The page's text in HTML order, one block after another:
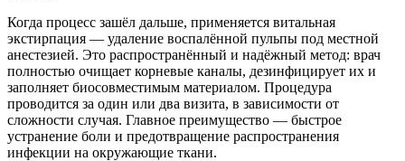
Когда процесс зашёл дальше, применяется витальная
экстирпация — удаление воспалённой пульпы под местной
анестезией. Это распространённый и надёжный метод: врач
полностью очищает корневые каналы, дезинфицирует их и
заполняет биосовместимым материалом. Процедура
проводится за один или два визита, в зависимости от
сложности случая. Главное преимущество — быстрое
устранение боли и предотвращение распространения
инфекции на окружающие ткани.